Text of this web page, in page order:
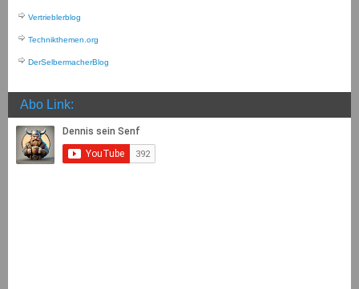
Vertrieblerblog
Technikthemen.org
DerSelbermacherBlog
Abo Link: